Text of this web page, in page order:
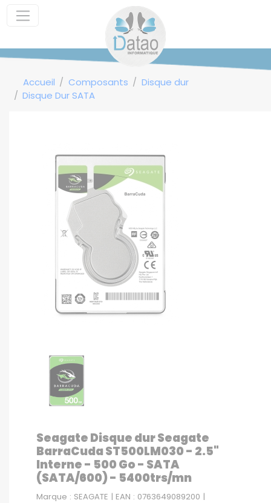
Accueil Composants
Disque dur
Disque Dur SATA
Seagate Disque dur Seagate
BarraCuda ST500LM030 - 2.5"
Interne - 500 Go - SATA
(SATA/600) - 5400trs/mn
Marque : SEAGATE | EAN : 0763649089200 |
Panneau de gestion des cookies